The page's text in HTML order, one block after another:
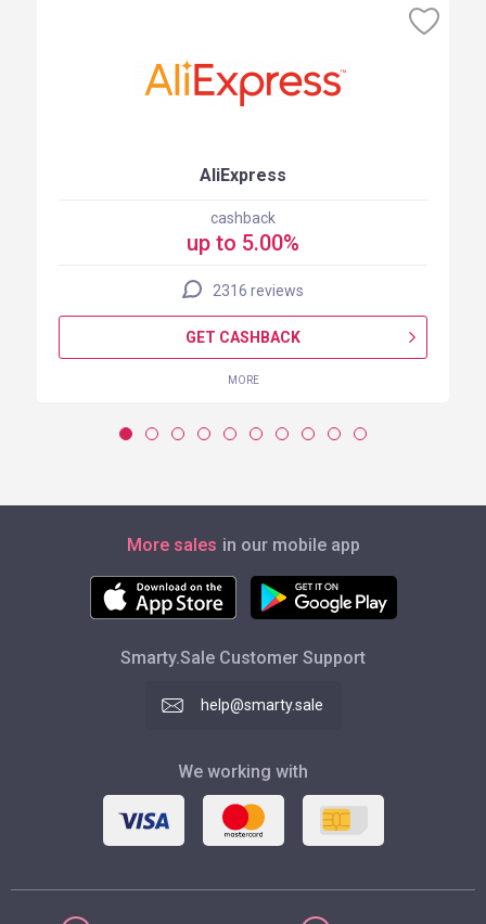
AliExpress
cashback
up to 5.00%
2316 reviews
GET CASHBACK
MORE
More sales in our mobile app
Smarty.Sale Customer Support
help@smarty.sale
We working with